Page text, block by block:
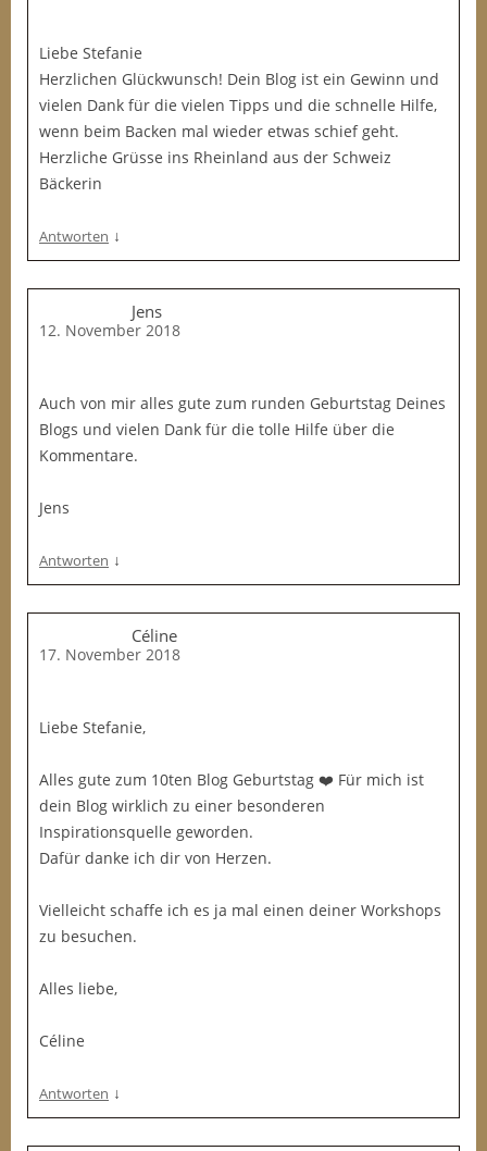
Liebe Stefanie
Herzlichen Glückwunsch! Dein Blog ist ein Gewinn und
vielen Dank für die vielen Tipps und die schnelle Hilfe,
wenn beim Backen mal wieder etwas schief geht.
Herzliche Grüsse ins Rheinland aus der Schweiz
Bäckerin
Antworten ↓
Jens
12. November 2018
Auch von mir alles gute zum runden Geburtstag Deines
Blogs und vielen Dank für die tolle Hilfe über die
Kommentare.
Jens
Antworten ↓
Céline
17. November 2018
Liebe Stefanie,
Alles gute zum 10ten Blog Geburtstag ❤️ Für mich ist
dein Blog wirklich zu einer besonderen
Inspirationsquelle geworden.
Dafür danke ich dir von Herzen.
Vielleicht schaffe ich es ja mal einen deiner Workshops
zu besuchen.
Alles liebe,
Céline
Antworten ↓